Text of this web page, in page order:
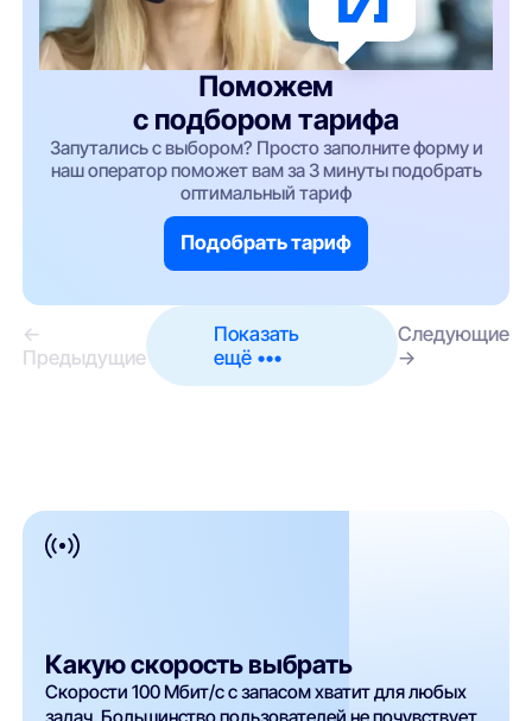
Поможем
с подбором тарифа
Запутались с выбором? Просто заполните форму и
наш оператор поможет вам за 3 минуты подобрать
оптимальный тариф
Подобрать тариф
←
Предыдущие
Показать
ещё •••
Следующие
→
Какую скорость выбрать
Скорости 100 Мбит/с с запасом хватит для любых